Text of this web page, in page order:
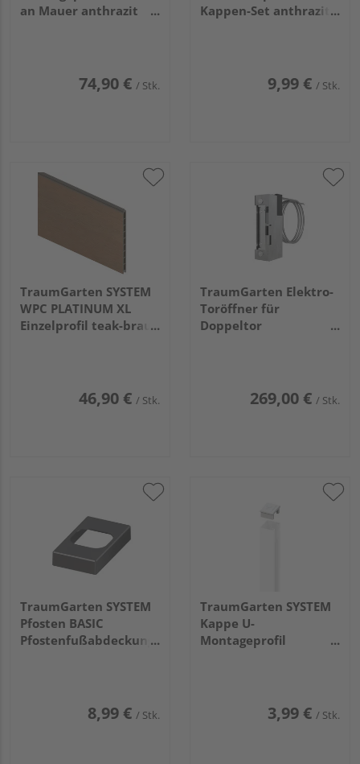
an Mauer anthrazit
74,90 € / Stk.
Kappen-Set anthrazit
9,99 € / Stk.
TraumGarten SYSTEM
WPC PLATINUM XL
Einzelprofil teak-braun
46,90 € / Stk.
TraumGarten Elektro-
Toröffner für
Doppeltor
269,00 € / Stk.
TraumGarten SYSTEM
Pfosten BASIC
Pfostenfußabdeckung
8,99 € / Stk.
TraumGarten SYSTEM
Kappe U-
Montageprofil
3,99 € / Stk.